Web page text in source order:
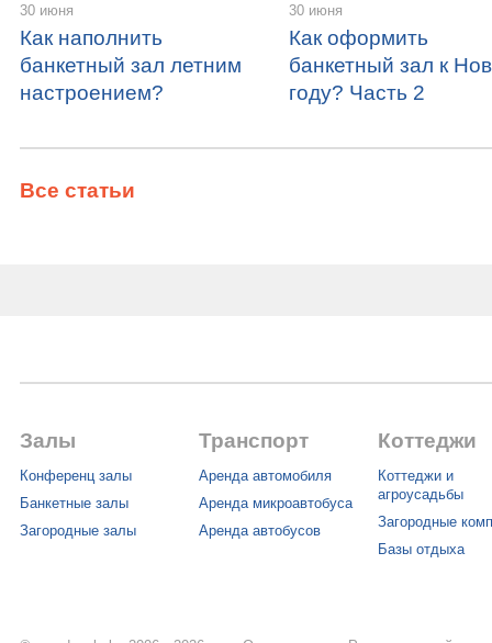
30 июня
Как наполнить
банкетный зал летним
настроением?
30 июня
Как оформить
банкетный зал к
году? Часть 2
Все статьи
Залы
Конференц залы
Банкетные залы
Загородные залы
Транспорт
Аренда автомобиля
Аренда микроавтобуса
Аренда автобусов
Коттеджи
Коттеджи и
агроусадьбы
Загородные
Базы отдыха